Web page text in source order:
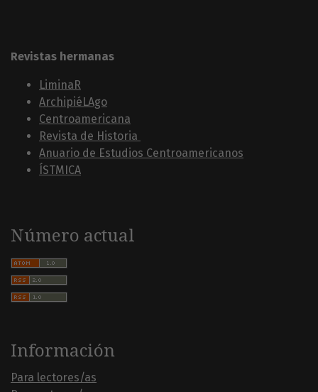
Revistas hermanas
LiminaR
ArchipiéLAgo
Centroamericana
Revista de Historia
Anuario de Estudios Centroamericanos
ÍSTMICA
Número actual
Información
Para lectores/as